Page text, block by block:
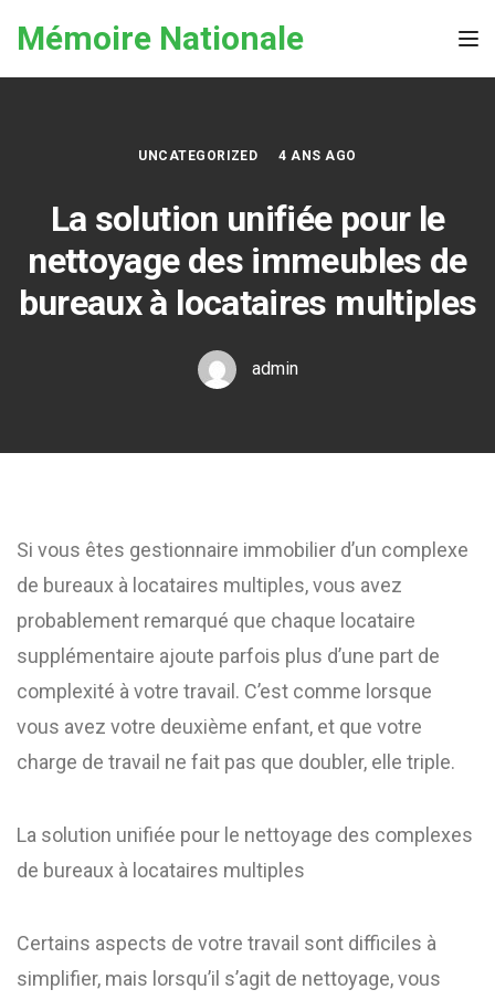
Mémoire Nationale
UNCATEGORIZED 4 ANS AGO
La solution unifiée pour le
nettoyage des immeubles de
bureaux à locataires multiples
admin
Si vous êtes gestionnaire immobilier d’un complexe
de bureaux à locataires multiples, vous avez
probablement remarqué que chaque locataire
supplémentaire ajoute parfois plus d’une part de
complexité à votre travail. C’est comme lorsque
vous avez votre deuxième enfant, et que votre
charge de travail ne fait pas que doubler, elle triple.
La solution unifiée pour le nettoyage des complexes
de bureaux à locataires multiples
Certains aspects de votre travail sont difficiles à
simplifier, mais lorsqu’il s’agit de nettoyage, vous